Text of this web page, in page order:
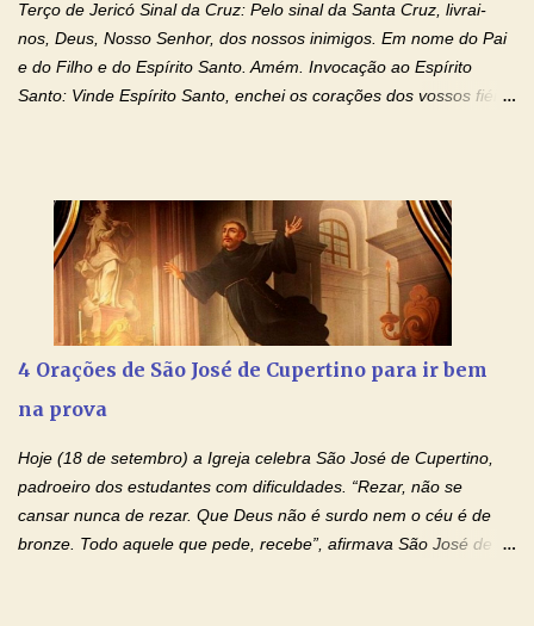
Terço de Jericó Sinal da Cruz: Pelo sinal da Santa Cruz, livrai-
nos, Deus, Nosso Senhor, dos nossos inimigos. Em nome do Pai
e do Filho e do Espírito Santo. Amém. Invocação ao Espírito
Santo: Vinde Espírito Santo, enchei os corações dos vossos fiéis
Santo, fazei que apreciemos retamente todas as coisas segundo
o mesmo Espírito e gozemos sempre da sua consolação. Por
Cristo, Senhor Nosso. Amém. Creio: Creio em Deus Pai Todo-
Poderoso, Criador do céu e da terra; e em Jesus Cristo, seu
único Filho, nosso Senhor; que foi concebido pelo poder do Espí­
foi crucificado, morto e sepultado. Desceu à mansão dos mortos;
ressuscitou ao terceiro dia; subiu aos céus, está sentado à direita
4 Orações de São José de Cupertino para ir bem
na prova
Hoje (18 de setembro) a Igreja celebra São José de Cupertino,
padroeiro dos estudantes com dificuldades. “Rezar, não se
cansar nunca de rezar. Que Deus não é surdo nem o céu é de
bronze. Todo aquele que pede, recebe”, afirmava São José de